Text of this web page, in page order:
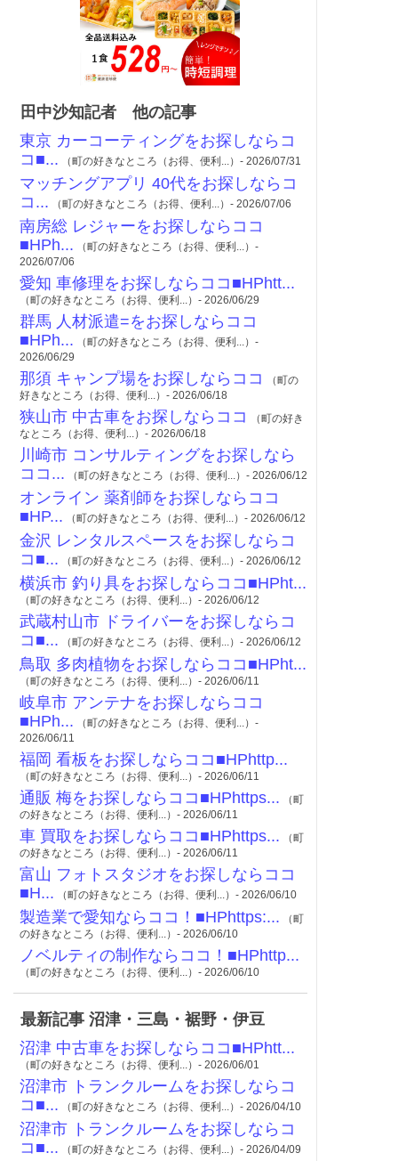
田中沙知記者 他の記事
東京 カーコーティングをお探しならコ
コ■... （町の好きなところ（お得、便利...）- 2026/07/31
マッチングアプリ 40代をお探しならコ
コ... （町の好きなところ（お得、便利...）- 2026/07/06
南房総 レジャーをお探しならココ
■HPh... （町の好きなところ（お得、便利...）-
2026/07/06
愛知 車修理をお探しならココ■HPhtt...
（町の好きなところ（お得、便利...）- 2026/06/29
群馬 人材派遣=をお探しならココ
■HPh... （町の好きなところ（お得、便利...）-
2026/06/29
那須 キャンプ場をお探しならココ
（町の
好きなところ（お得、便利...）- 2026/06/18
狭山市 中古車をお探しならココ
（町の好き
なところ（お得、便利...）- 2026/06/18
川崎市 コンサルティングをお探しなら
ココ... （町の好きなところ（お得、便利...）- 2026/06/12
オンライン 薬剤師をお探しならココ
■HP... （町の好きなところ（お得、便利...）- 2026/06/12
金沢 レンタルスペースをお探しならコ
コ■... （町の好きなところ（お得、便利...）- 2026/06/12
横浜市 釣り具をお探しならココ■HPht...
（町の好きなところ（お得、便利...）- 2026/06/12
武蔵村山市 ドライバーをお探しならコ
コ■... （町の好きなところ（お得、便利...）- 2026/06/12
鳥取 多肉植物をお探しならココ■HPht...
（町の好きなところ（お得、便利...）- 2026/06/11
岐阜市 アンテナをお探しならココ
■HPh... （町の好きなところ（お得、便利...）-
2026/06/11
福岡 看板をお探しならココ■HPhttp...
（町の好きなところ（お得、便利...）- 2026/06/11
通販 梅をお探しならココ■HPhttps... （町
の好きなところ（お得、便利...）- 2026/06/11
車 買取をお探しならココ■HPhttps... （町
の好きなところ（お得、便利...）- 2026/06/11
富山 フォトスタジオをお探しならココ
■H... （町の好きなところ（お得、便利...）- 2026/06/10
製造業で愛知ならココ！■HPhttps:... （町
の好きなところ（お得、便利...）- 2026/06/10
ノベルティの制作ならココ！■HPhttp...
（町の好きなところ（お得、便利...）- 2026/06/10
最新記事 沼津・三島・裾野・伊豆
沼津 中古車をお探しならココ■HPhtt...
（町の好きなところ（お得、便利...）- 2026/06/01
沼津市 トランクルームをお探しならコ
コ■... （町の好きなところ（お得、便利...）- 2026/04/10
沼津市 トランクルームをお探しならコ
コ■... （町の好きなところ（お得、便利...）- 2026/04/09